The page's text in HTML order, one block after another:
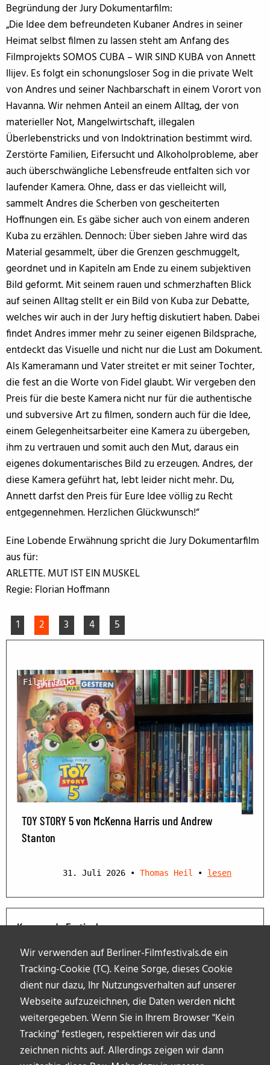
Wir verwenden auf Berliner-Filmfestivals.de ein
Tracking-Cookie (TC). Keine Sorge, dieses Cookie
dient nur dazu, Ihr Nutzungsverhalten auf unserer
Webseite aufzuzeichnen, die Daten werden nicht
weitergegeben. Wenn Sie in Ihrem Browser "Kein
Tracking" festlegen, respektieren wir das und
zeichnen nichts auf. Allerdings zeigen wir dann
Begründung der Jury Dokumentarfilm:
„Die Idee dem befreundeten Kubaner Andres in seiner
Heimat selbst filmen zu lassen steht am Anfang des
Filmprojekts SOMOS CUBA – WIR SIND KUBA von Annett
Ilijev. Es folgt ein schonungsloser Sog in die private Welt
von Andres und seiner Nachbarschaft in einem Vorort von
Havanna. Wir nehmen Anteil an einem Alltag, der von
materieller Not, Mangelwirtschaft, illegalen
Überlebenstricks und von Indoktrination bestimmt wird.
Zerstörte Familien, Eifersucht und Alkoholprobleme, aber
auch überschwängliche Lebensfreude entfalten sich vor
laufender Kamera. Ohne, dass er das vielleicht will,
sammelt Andres die Scherben von gescheiterten
Hoffnungen ein. Es gäbe sicher auch von einem anderen
Kuba zu erzählen. Dennoch: Über sieben Jahre wird das
Material gesammelt, über die Grenzen geschmuggelt,
geordnet und in Kapiteln am Ende zu einem subjektiven
Bild geformt. Mit seinem rauen und schmerzhaften Blick
auf seinen Alltag stellt er ein Bild von Kuba zur Debatte,
welches wir auch in der Jury heftig diskutiert haben. Dabei
findet Andres immer mehr zu seiner eigenen Bildsprache,
entdeckt das Visuelle und nicht nur die Lust am Dokument.
Als Kameramann und Vater streitet er mit seiner Tochter,
die fest an die Worte von Fidel glaubt. Wir vergeben den
Preis für die beste Kamera nicht nur für die authentische
und subversive Art zu filmen, sondern auch für die Idee,
einem Gelegenheitsarbeiter eine Kamera zu übergeben,
ihm zu vertrauen und somit auch den Mut, daraus ein
eigenes dokumentarisches Bild zu erzeugen. Andres, der
diese Kamera geführt hat, lebt leider nicht mehr. Du,
Annett darfst den Preis für Eure Idee völlig zu Recht
entgegennehmen. Herzlichen Glückwunsch!“
Eine Lobende Erwähnung spricht die Jury Dokumentarfilm
aus für:
ARLETTE. MUT IST EIN MUSKEL
Regie: Florian Hoffmann
1 2 3 4 5
Filmkritik
TOY STORY 5 von McKenna Harris und Andrew
Stanton
31. Juli 2026 • Thomas Heil • lesen
Kommende Festivals